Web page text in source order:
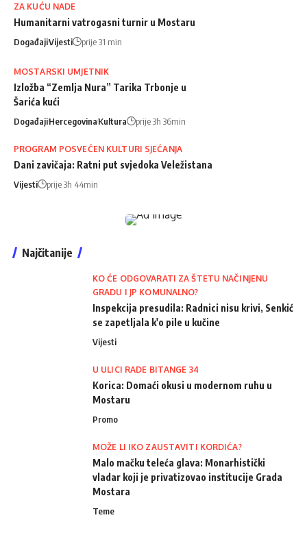
ZA KUĆU NADE
Humanitarni vatrogasni turnir u Mostaru
DogađajiVijesti prije 31 min
MOSTARSKI UMJETNIK
Izložba “Zemlja Nura” Tarika Trbonje u
Šarića kući
DogađajiHercegovinaKultura prije 3h 36min
PROGRAM POSVEĆEN KULTURI SJEĆANJA
Dani zavičaja: Ratni put svjedoka Veležistana
Vijesti prije 3h 44min
Najčitanije
KO ĆE ODGOVARATI ZA ŠTETU NAČINJENU
GRADU I JP KOMUNALNO?
Inspekcija presudila: Radnici nisu krivi, Senkić
se zapetljala k'o pile u kučine
Vijesti
U ULICI RADE BITANGE 34
Korica: Domaći okusi u modernom ruhu u
Mostaru
Promo
MOŽE LI IKO ZAUSTAVITI KORDIĆA?
Malo mačku teleća glava: Monarhistički
vladar koji je privatizovao institucije Grada
Mostara
Teme